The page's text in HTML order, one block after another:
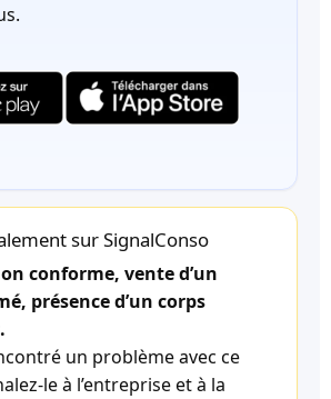
sur SignalConso
conforme, vente d’un
présence d’un corps
un problème avec ce
le à l’entreprise et à la